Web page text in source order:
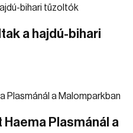
a hajdú-bihari
Plasmánál a